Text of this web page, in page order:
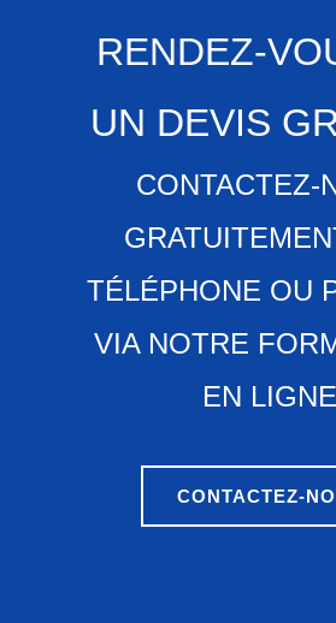
RENDEZ-
UN DEVIS
CONTACTEZ-
TÉLÉPHONE OU
VIA NOTRE
EN LIGNE
CONTACTEZ-